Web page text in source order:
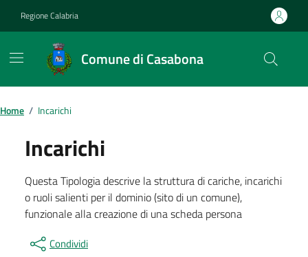
Regione Calabria
Comune di Casabona
Home / Incarichi
Incarichi
Questa Tipologia descrive la struttura di cariche, incarichi
o ruoli salienti per il dominio (sito di un comune),
funzionale alla creazione di una scheda persona
Condividi